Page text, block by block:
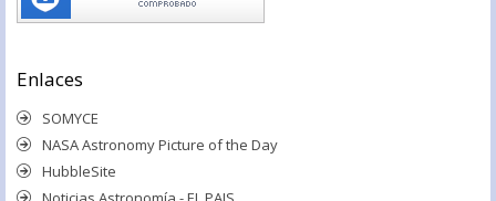
Enlaces
SOMYCE
NASA Astronomy Picture of the Day
HubbleSite